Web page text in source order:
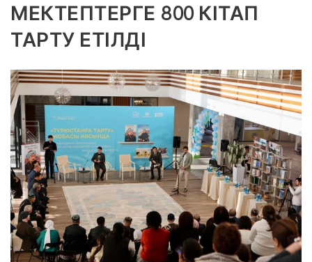
МЕКТЕПТЕРГЕ 800 КІТАП
ТАРТУ ЕТІЛДІ